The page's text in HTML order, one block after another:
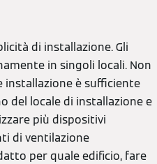
di installazione. Gli
in singoli locali. Non
installazione è sufficiente
del locale di installazione e
più dispositivi
di ventilazione
per quale edificio, fare